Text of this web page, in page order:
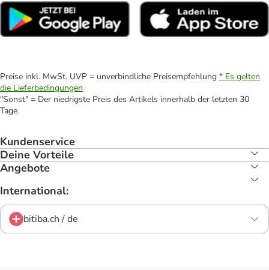
Preise inkl. MwSt. UVP = unverbindliche Preisempfehlung * Es gelten
die Lieferbedingungen
"Sonst" = Der niedrigste Preis des Artikels innerhalb der letzten 30
Tage.
Kundenservice
Deine Vorteile
Angebote
International:
bitiba.ch / de